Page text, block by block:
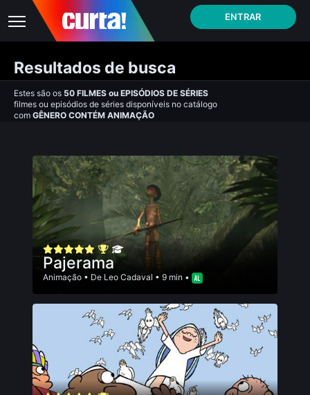
ENTRAR
Resultados de busca
Estes são os 50 FILMES ou EPISÓDIOS DE SÉRIES
filmes ou episódios de séries disponíveis no catálogo
com GÊNERO CONTÉM ANIMAÇÃO
Pajerama
Animação • De Leo Cadaval • 9 min •